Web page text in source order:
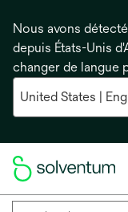
Nous avons
depuis États-Unis
changer de langue